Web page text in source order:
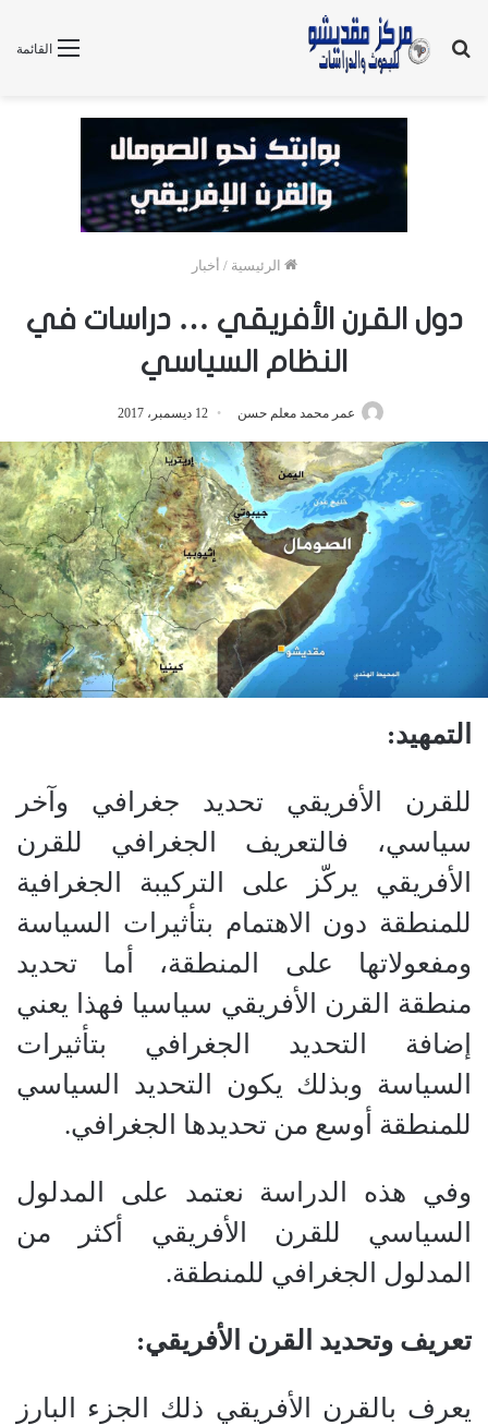
القائمة
بحث
الرئيسية / أخبار
دول القرن الأفريقي … دراسات في
النظام السياسي
عمر محمد معلم حسن 12 ديسمبر، 2017
التمهيد:
للقرن الأفريقي تحديد جغرافي وآخر
سياسي، فالتعريف الجغرافي للقرن
الأفريقي يركّز على التركيبة الجغرافية
للمنطقة دون الاهتمام بتأثيرات السياسة
ومفعولاتها على المنطقة، أما تحديد
منطقة القرن الأفريقي سياسيا فهذا يعني
إضافة التحديد الجغرافي بتأثيرات
السياسة وبذلك يكون التحديد السياسي
للمنطقة أوسع من تحديدها الجغرافي.
وفي هذه الدراسة نعتمد على المدلول
السياسي للقرن الأفريقي أكثر من
المدلول الجغرافي للمنطقة.
تعريف وتحديد القرن الأفريقي:
يعرف بالقرن الأفريقي ذلك الجزء البارز